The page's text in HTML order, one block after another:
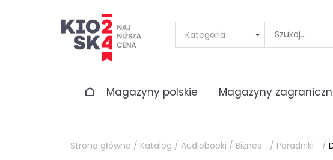
Magazyny polskie Magazyny
Strona główna / Katalog / Audiobooki / Biznes / Poradniki /